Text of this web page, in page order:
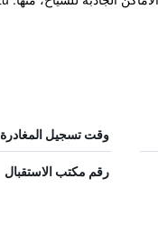
وقت تسجيل المغادرة
رقم مكتب الاستقبال